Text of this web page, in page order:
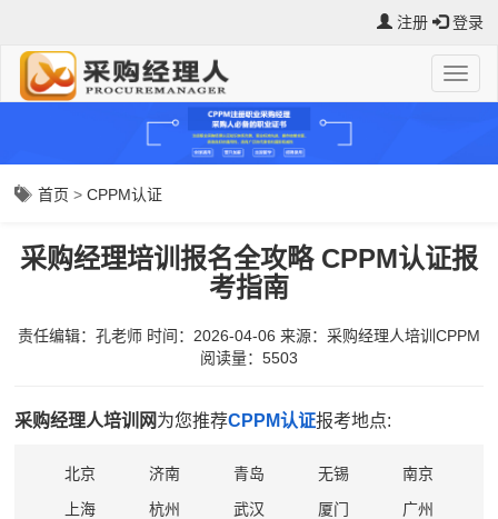
注册 登录
首页 >CPPM认证
采购经理培训报名全攻略 CPPM认证报
考指南
责任编辑：孔老师 时间：2026-04-06 来源： 采购经理人培训CPPM
阅读量：5503
采购经理人培训网为您推荐CPPM认证报考地点:
北京 济南 青岛 无锡
南京
上海
杭州 武汉 厦门
广州